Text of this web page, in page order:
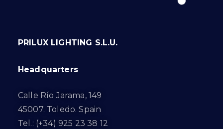
PRILUX LIGHTING S.L.U.
Headquarters
Calle Río Jarama, 149
45007. Toledo. Spain
Tel.: (+34) 925 23 38 12